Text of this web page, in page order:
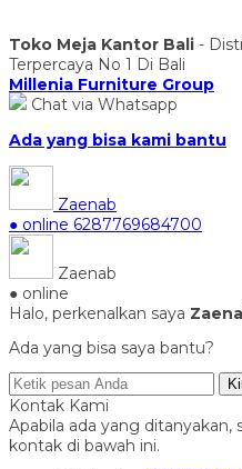
Toko Meja Kantor Bali -
Terpercaya No 1 Di Bali
Millenia Furniture Group
Chat via Whatsapp
Ada yang bisa kami bantu
Zaenab
● online 6287769684700
Zaenab
● online
Halo, perkenalkan saya
Ada yang bisa saya bantu?
Kontak Kami
Apabila ada yang
kontak di bawah ini.